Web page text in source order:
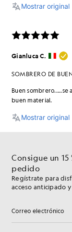
Consigue un
pedido
Regístrate para
acceso anticipado
Dirección de